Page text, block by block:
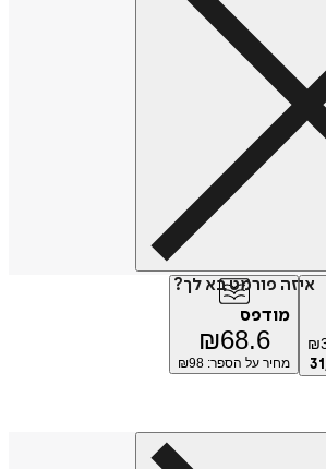
פורמט בא לך?
מודפס
₪68.6
על הספר: ₪98